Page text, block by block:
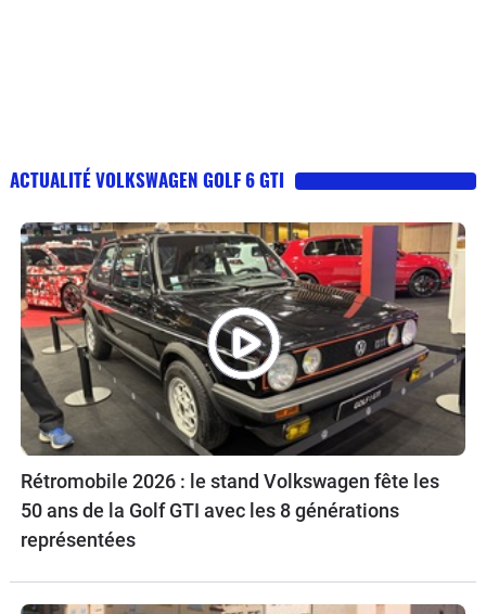
ACTUALITÉ VOLKSWAGEN GOLF 6 GTI
Rétromobile 2026 : le stand Volkswagen fête les
50 ans de la Golf GTI avec les 8 générations
représentées